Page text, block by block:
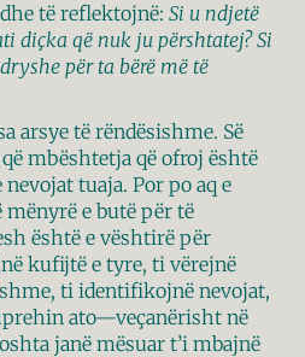
të reflektojnë: Si u ndjetë
diçka që nuk ju përshtatej? Si
për ta bërë më të
arsye të rëndësishme. Së
mbështetja që ofroj është
tuaja. Por po aq e
e butë për të
është e vështirë për
kufijtë e tyre, ti vërejnë
ti identifikojnë nevojat,
ato—veçanërisht në
janë mësuar t’i mbajnë